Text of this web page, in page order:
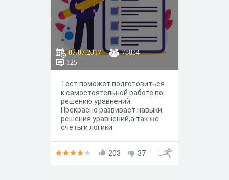
07.07.2017
78834
125
Тест поможет подготовиться
к самостоятельной работе по
решению уравнений.
Прекрасно развивает навыки
решения уравнений,а так же
счеты и логики.
203 37